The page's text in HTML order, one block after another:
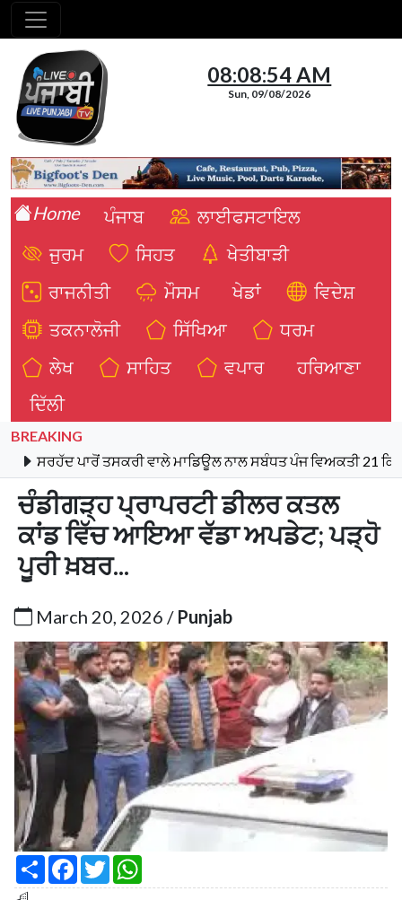
08:08:55 AM
Sun, 09/08/2026
Home ਪੰਜਾਬ
ਲਾਈਫਸਟਾਇਲ
ਜੁਰਮ
ਸਿਹਤ
ਖੇਤੀਬਾੜੀ
ਰਾਜਨੀਤੀ
ਮੌਸਮ ਖੇਡਾਂ
ਵਿਦੇਸ਼
ਤਕਨਾਲੋਜੀ
ਸਿੱਖਿਆ
ਧਰਮ
ਲੇਖ
ਸਾਹਿਤ ਵਪਾਰ
ਹਰਿਆਣਾ
ਦਿੱਲੀ
BREAKING
ਪਾਰੋਂ ਤਸਕਰੀ ਵਾਲੇ ਮਾਡਿਊਲ ਨਾਲ ਸਬੰਧਤ ਪੰਜ ਵਿਅਕਤੀ 21 ਕਿਲੋ
ਚੰਡੀਗੜ੍ਹ ਪ੍ਰਾਪਰਟੀ ਡੀਲਰ ਕਤਲ
ਕਾਂਡ ਵਿੱਚ ਆਇਆ ਵੱਡਾ ਅਪਡੇਟ; ਪੜ੍ਹੋ
ਪੂਰੀ ਖ਼ਬਰ...
March 20, 2026 / Punjab
S
a
F
c
T
w
i
a